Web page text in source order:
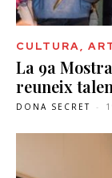
CULTURA,
La 9a
reuneix
DONA SECRET -